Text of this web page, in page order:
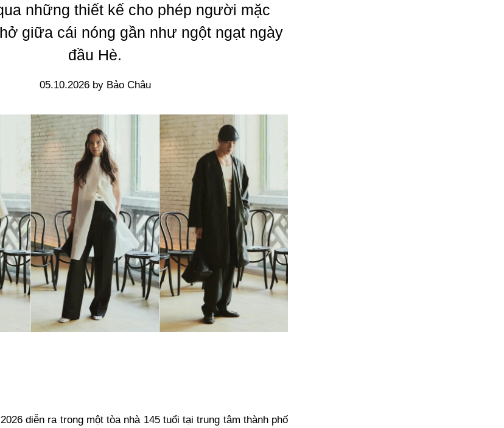
những thiết kế cho phép người mặc
giữa cái nóng gần như ngột ngạt ngày
đầu Hè.
05.10.2026 by Bảo Châu
diễn ra trong một tòa nhà 145 tuổi tại trung tâm thành phố